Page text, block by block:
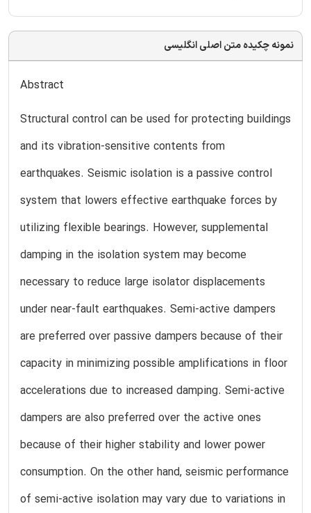
نمونه چکیده متن اصلی انگلیسی
Abstract
Structural control can be used for protecting buildings
and its vibration-sensitive contents from
earthquakes. Seismic isolation is a passive control
system that lowers effective earthquake forces by
utilizing flexible bearings. However, supplemental
damping in the isolation system may become
necessary to reduce large isolator displacements
under near-fault earthquakes. Semi-active dampers
are preferred over passive dampers because of their
capacity in minimizing possible amplifications in floor
accelerations due to increased damping. Semi-active
dampers are also preferred over the active ones
because of their higher stability and lower power
consumption. On the other hand, seismic performance
of semi-active isolation may vary due to variations in